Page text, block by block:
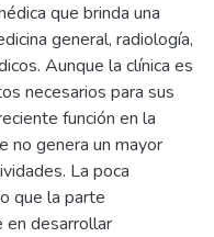
que brinda una
general, radiología,
Aunque la clínica es
necesarios para sus
función en la
no genera un mayor
La poca
que la parte
en desarrollar